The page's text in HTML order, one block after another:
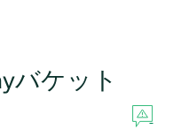
バケット